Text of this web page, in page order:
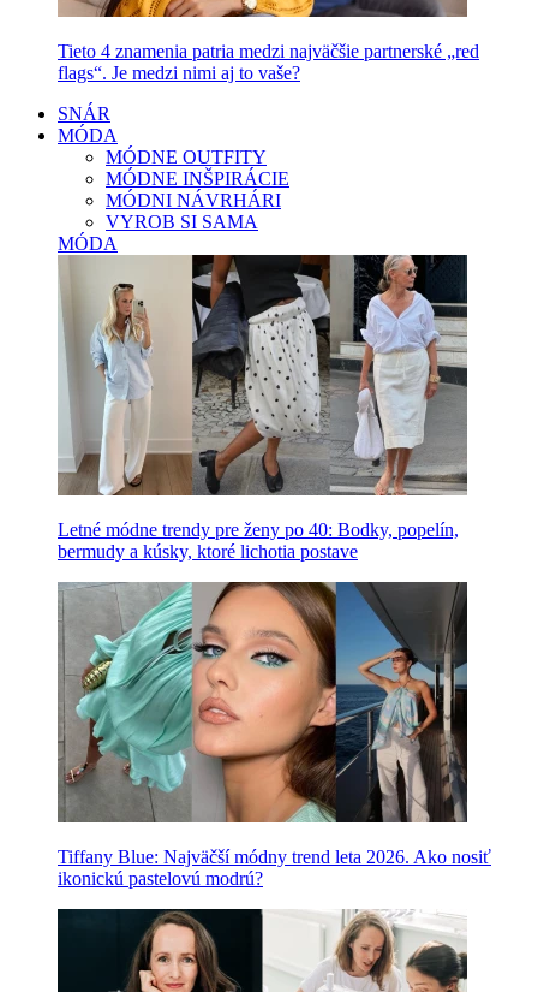
Tieto 4 znamenia patria medzi najväčšie partnerské „red
flags“. Je medzi nimi aj to vaše?
SNÁR
MÓDA
MÓDNE OUTFITY
MÓDNE INŠPIRÁCIE
MÓDNI NÁVRHÁRI
VYROB SI SAMA
MÓDA
Letné módne trendy pre ženy po 40: Bodky, popelín,
bermudy a kúsky, ktoré lichotia postave
Tiffany Blue: Najväčší módny trend leta 2026. Ako nosiť
ikonickú pastelovú modrú?